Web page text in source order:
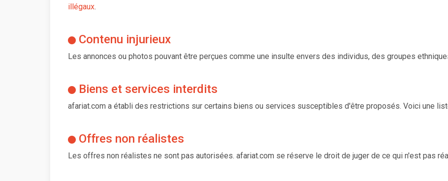
illégaux.
Contenu injurieux
Les annonces ou photos pouvant être perçues comme une insulte envers des individus, des groupes
Biens et services interdits
afariat.com a établi des restrictions sur certains biens ou services susceptibles d'être proposés. Voici une
Offres non réalistes
Les offres non réalistes ne sont pas autorisées. afariat.com se réserve le droit de juger de ce qui n'est pas